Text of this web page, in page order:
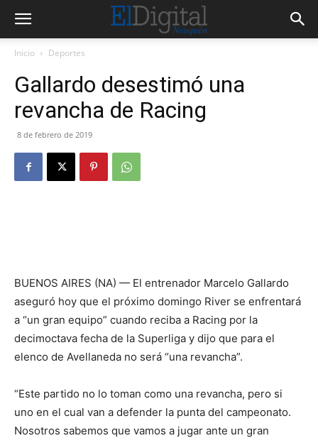
Inicio Deportes
Gallardo desestimó una
revancha de Racing
8 de febrero de 2019
BUENOS AIRES (NA) — El entrenador Marcelo Gallardo
aseguró hoy que el próximo domingo River se enfrentará
a “un gran equipo” cuando reciba a Racing por la
decimoctava fecha de la Superliga y dijo que para el
elenco de Avellaneda no será “una revancha”.
“Este partido no lo toman como una revancha, pero si
uno en el cual van a defender la punta del campeonato.
Nosotros sabemos que vamos a jugar ante un gran